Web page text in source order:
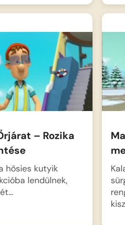
– Rozika
hősies kutyik
lendülnek,